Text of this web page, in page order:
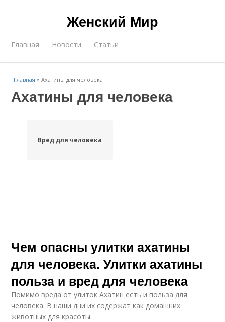
Женский Мир
Главная Новости Статьи
Главная »Ахатины для человека
Ахатины для человека
Вред для человека
Чем опасны улитки ахатины
для человека. Улитки ахатины
польза и вред для человека
Помимо вреда от улиток Ахатин есть и польза для
человека. В наши дни их содержат как домашних
животных для красоты.